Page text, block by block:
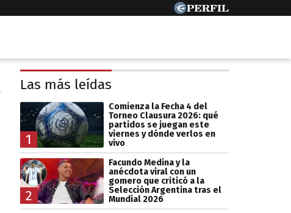
Las más leídas
1
Comienza la Fecha 4 del
Torneo Clausura 2026: qué
partidos se juegan este
viernes y dónde verlos en
vivo
2
Facundo Medina y la
anécdota viral con un
gomero que criticó a la
Selección Argentina tras el
Mundial 2026